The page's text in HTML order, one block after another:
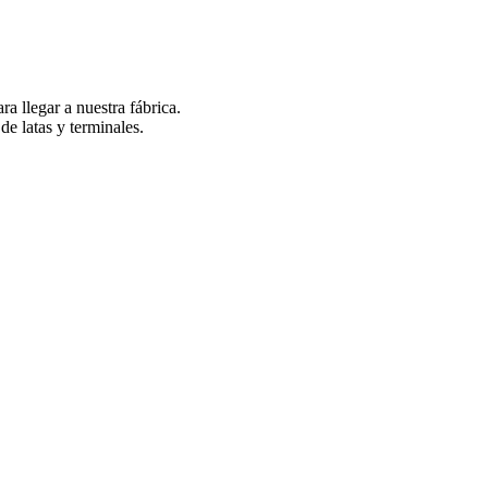
llegar a nuestra fábrica.
latas y terminales.